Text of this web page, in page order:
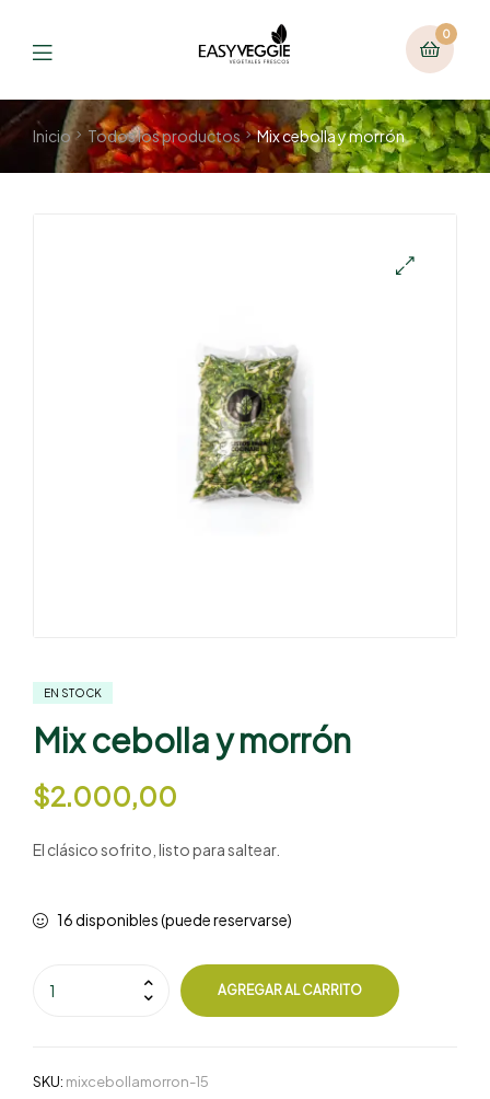
0
Inicio Todos los productos Mix cebolla y morrón
EN STOCK
Mix cebolla y morrón
$2.000,00
El clásico sofrito, listo para saltear.
16 disponibles (puede reservarse)
AGREGAR AL CARRITO
SKU: mixcebollamorron-15